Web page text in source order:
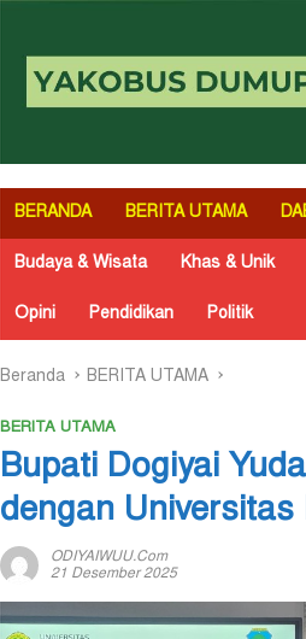
BERANDA BERITA UTAMA
Budaya & Wisata Khas & Unik
Opini Pendidikan Politik
Beranda BERITA UTAMA
BERITA UTAMA
Bupati Dogiyai
dengan Universitas
ODIYAIWUU.com
21 Desember 2025